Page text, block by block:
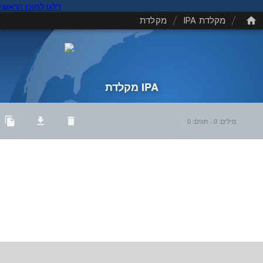
דלגו לתוכן הראשי
/ מקלדת IPA / מקלדת
מקלדת IPA
מילים:
0
· תווים:
0